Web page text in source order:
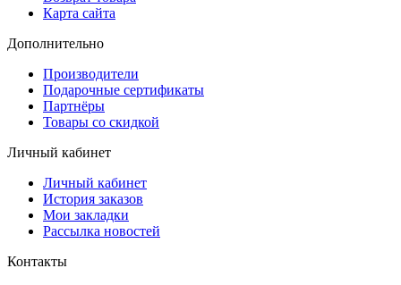
Карта сайта
Дополнительно
Производители
Подарочные сертификаты
Партнёры
Товары со скидкой
Личный кабинет
Личный кабинет
История заказов
Мои закладки
Рассылка новостей
Контакты